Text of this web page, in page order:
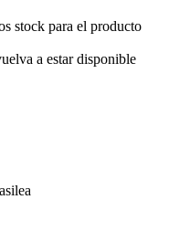
stock para el producto
a estar disponible